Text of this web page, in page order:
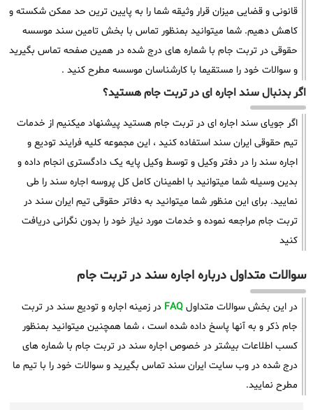
قانونی و قضایی میزان قرار وثیقه شما را به پایین ترین حد ممکن شکسته و
کاهش دهیم. شما میتوانید بمنظور تماس با بخش تامین سند موسسه
حقوقی در تربت جام با شماره های درج شده در همین صفحه تماس بگیرید
و سوالات خود را مستقیما با کارشناسان موسسه مطرح کنید .
اگر بدنبال سند اجاره ای در تربت جام هستید؟
اگر جویای سند اجاره ای در تربت جام هستید پیشنهاد میکنیم از خدمات
تیم حقوقی ایران سند استفاده کنید ، این مجموعه کلیه فرایند تودیع و
اجاره سند را در دفتر وکیل و توسط وکیل پایه یک دادگستری انجام داده و
بدین وسیله شما میتوانید با اطمینان کامل کل پروسه اجاره سند را طی
نمایید. برای این منظور شما میتوانید به دفاتر حقوقی تیم ایران سند در
تربت جام مراجعه نموده و خدمات مورد نیاز خود را بدون نگرانی دریافت
کنید
سوالات متداول درباره اجاره سند در تربت جام
در این بخش سوالات متداول FAQ در زمینه اجاره و تودیع سند در تربت
جام ذکر و به آنها پاسخ داده شده است ، شما همچنین میتوانید بمنظور
کسب اطلاعات بیشتر در خصوص اجاره سند در تربت جام با شماره های
درج شده در وب سایت ایران سند تماس بگیرید و سوالات خود را با تیم ما
مطرح نمایید.